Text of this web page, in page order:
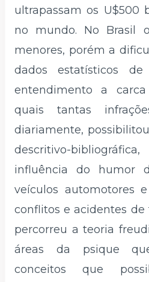
ultrapassam os U$500
no mundo. No Brasil
menores, porém a
dados estatísticos
entendimento a
quais tantas
diariamente,
descritivo-
influência do humor
veículos automotores
conflitos e acidentes de
percorreu a teoria
áreas da psique
conceitos que